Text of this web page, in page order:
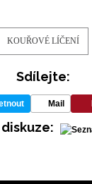
KOUŘOVÉ LÍČENÍ
Sdílejte:
Mail